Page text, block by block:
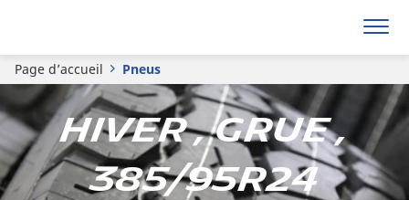
Page d’accueil Pneus
Hiver , Grue ,
385/95R24